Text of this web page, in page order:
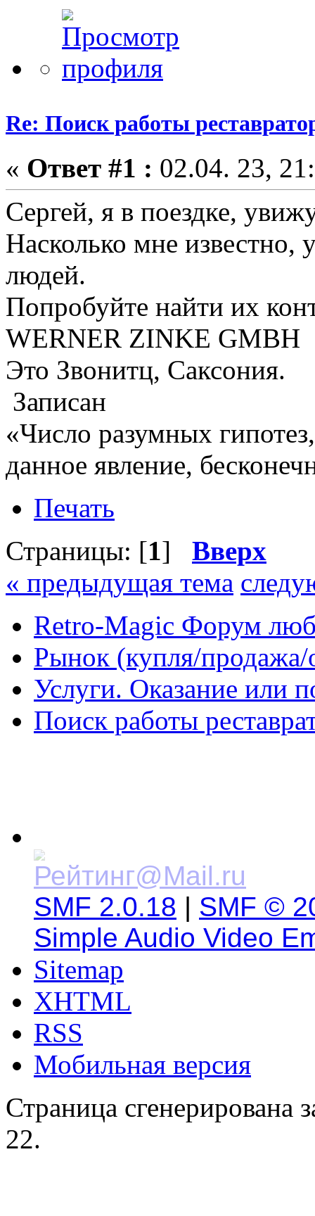
Re: Поиск работы
« Ответ #1 : 02.04. 23,
Сергей, я в поездке,
Насколько мне известно,
людей.
Попробуйте найти их
WERNER ZINKE GMBH
Это Звонитц, Саксония.
Записан
«Число разумных
данное явление,
Печать
Страницы: [1] Вверх
« предыдущая тема
Retro-Magic Форум
Рынок (купля/продажа/
Услуги. Оказание или
Поиск работы
SMF 2.0.18 | SMF ©
Simple Audio Video
Sitemap
XHTML
RSS
Мобильная версия
Страница сгенерирована
22.